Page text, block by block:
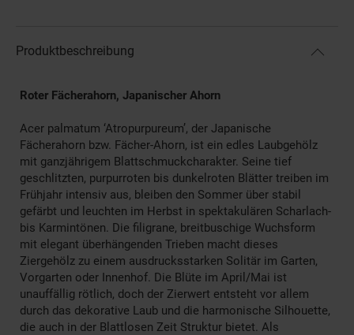
Produktbeschreibung
Roter Fächerahorn, Japanischer Ahorn
Acer palmatum ‘Atropurpureum’, der Japanische
Fächerahorn bzw. Fächer-Ahorn, ist ein edles Laubgehölz
mit ganzjährigem Blattschmuckcharakter. Seine tief
geschlitzten, purpurroten bis dunkelroten Blätter treiben im
Frühjahr intensiv aus, bleiben den Sommer über stabil
gefärbt und leuchten im Herbst in spektakulären Scharlach-
bis Karmin­tönen. Die filigrane, breitbuschige Wuchsform
mit elegant überhängenden Trieben macht dieses
Ziergehölz zu einem ausdrucksstarken Solitär im Garten,
Vorgarten oder Innenhof. Die Blüte im April/Mai ist
unauffällig rötlich, doch der Zierwert entsteht vor allem
durch das dekorative Laub und die harmonische Silhouette,
die auch in der Blattlosen Zeit Struktur bietet. Als